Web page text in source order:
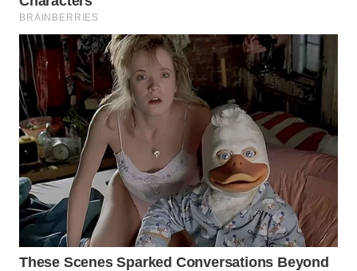
WN
WN
TAPANULI
SELATAN
WN
TANJUNG
LESUNG
WN
KARO